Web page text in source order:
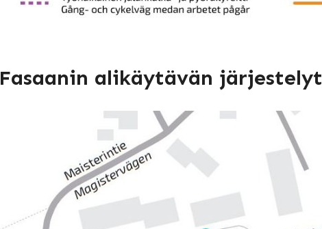
Fasaanin alikäytävän järjestelyt